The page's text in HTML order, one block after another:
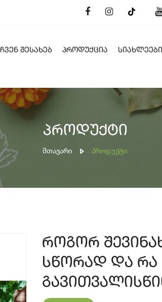
ᲩᲕᲔᲜ ᲨᲔᲡᲐᲮᲔᲑ ᲞᲠᲝᲓᲣᲥᲪᲘᲐ ᲡᲘᲐᲮᲚᲔᲔᲑᲘ
პროდუქტი
Მთავარი Პროდუქტი
როგორ
სწორად და რა